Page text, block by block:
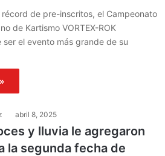
récord de pre-inscritos, el Campeonato
de Kartismo VORTEX-ROK
ser el evento más grande de su
abril 8, 2025
y lluvia le agregaron
la segunda fecha de